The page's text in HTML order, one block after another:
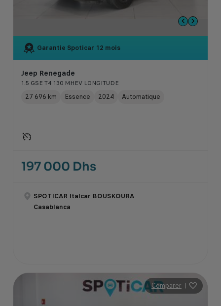
Garantie Spoticar 12 mois
Jeep Renegade
1.5 GSE T4 130 MHEV LONGITUDE
27 696 km Essence 2024 Automatique
197 000 Dhs
SPOTICAR Italcar BOUSKOURA
Casablanca
Comparer |